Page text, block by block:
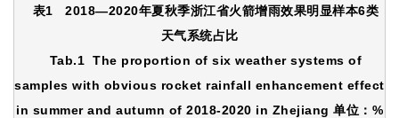
表1
2018—2020年夏秋季浙江省火箭增雨效果明显样本6类
天气系统占比
Tab.1The proportion of six weather systems of
samples with obvious rocket rainfall enhancement effect
in summer and autumn of 2018-2020 in Zhejiang 单位：%